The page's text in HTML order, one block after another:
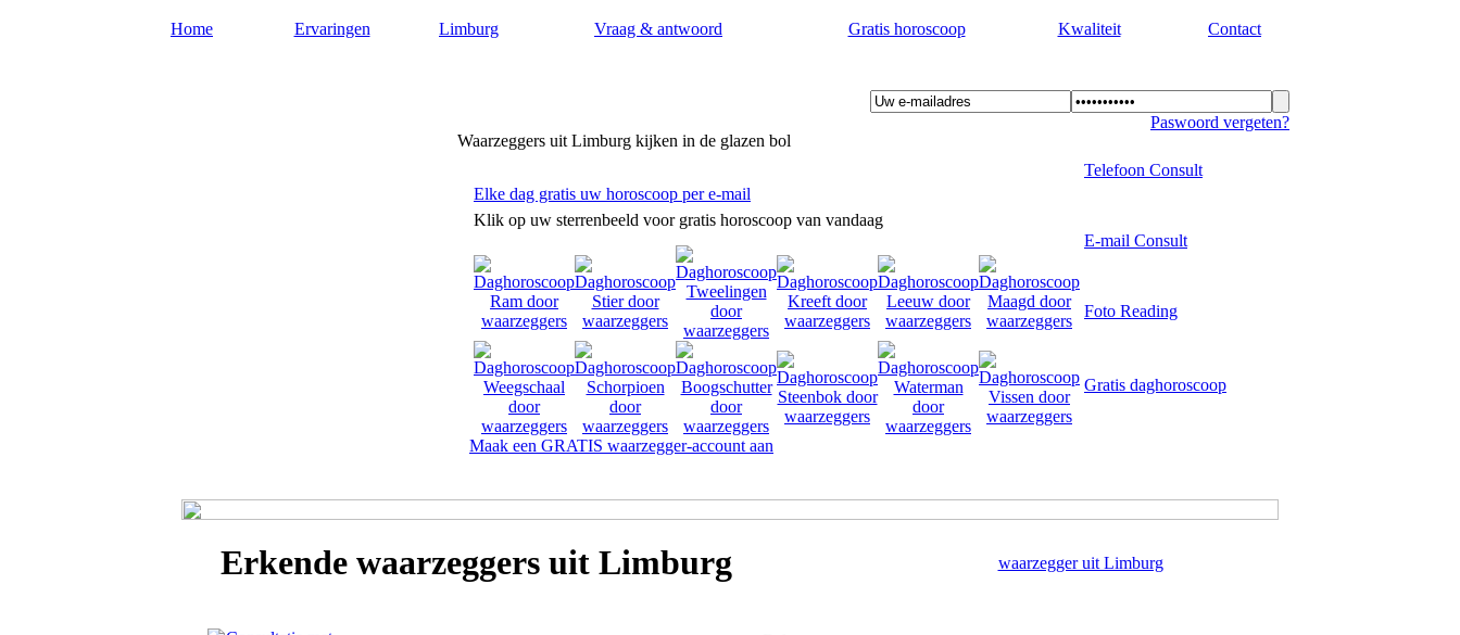
Home Ervaringen Limburg Vraag & antwoord Gratis horoscoop Kwaliteit Contact
Waarzeggers uit Limburg kijken in de glazen bol
Paswoord vergeten?
Elke dag gratis uw horoscoop per e-mail
Klik op uw sterrenbeeld voor gratis horoscoop van vandaag
Maak een GRATIS waarzegger-account aan
Telefoon Consult
E-mail Consult
Foto Reading
Gratis daghoroscoop
Erkende waarzeggers uit Limburg waarzegger uit Limburg